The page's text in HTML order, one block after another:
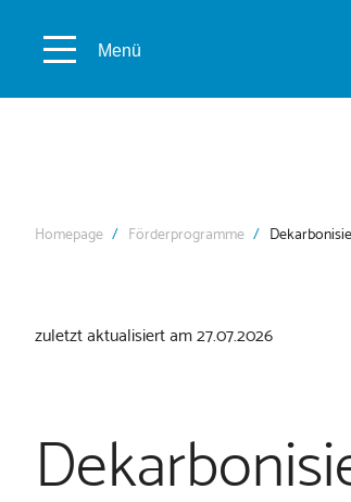
Menü
Homepage Förderprogramme
zuletzt aktualisiert am 27.07.2026